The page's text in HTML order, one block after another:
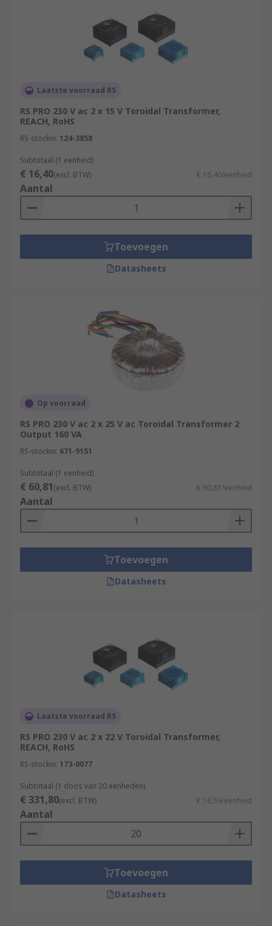
Laatste voorraad RS
RS PRO 230 V ac 2 x 15 V Toroidal Transformer,
REACH, RoHS
RS-stocknr. 124-3858
Subtotaal (1 eenheid)
€ 16,40(excl. BTW) € 16,40/eenheid
Aantal
Toevoegen
Datasheets
Op voorraad
RS PRO 230 V ac 2 x 25 V ac Toroidal Transformer 2
Output 160 VA
RS-stocknr. 671-9151
Subtotaal (1 eenheid)
€ 60,81(excl. BTW) € 60,81/eenheid
Aantal
Toevoegen
Datasheets
Laatste voorraad RS
RS PRO 230 V ac 2 x 22 V Toroidal Transformer,
REACH, RoHS
RS-stocknr. 173-0077
Subtotaal (1 doos van 20 eenheden)
€ 331,80(excl. BTW) € 16,59/eenheid
Aantal
Toevoegen
Datasheets